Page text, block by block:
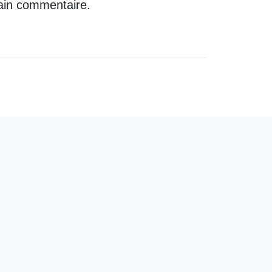
commentaire.